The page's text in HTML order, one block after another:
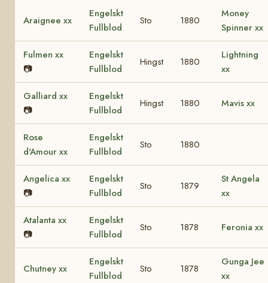
Araignee xx
Engelskt
Fullblod
Sto 1880
Money
Spinner xx
Fulmen xx
📷
Engelskt
Fullblod
Hingst 1880
Lightning
xx
Galliard xx
📷
Engelskt
Fullblod
Hingst 1880 Mavis xx
Rose
d'Amour xx
Engelskt
Fullblod
Sto 1880
Angelica xx
📷
Engelskt
Fullblod
Sto 1879
St Angela
xx
Atalanta xx
📷
Engelskt
Fullblod
Sto 1878 Feronia xx
Chutney xx
Engelskt
Fullblod
Sto 1878
Gunga Jee
xx